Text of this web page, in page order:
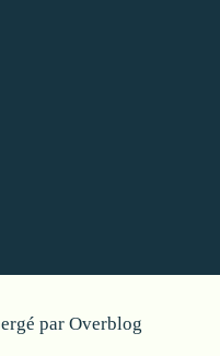
par Overblog